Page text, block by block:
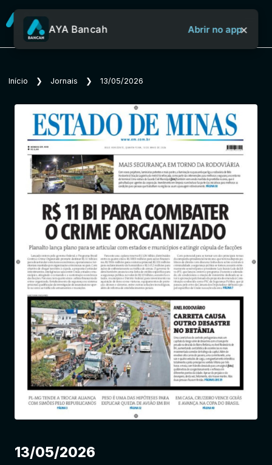
Sobre o Aya Bancah
Início
Revistas
Jornais
Notícias
Entrar
AYA Bancah Abrir no app×
Início ❯ Jornais ❯ 13/05/2026
13/05/2026